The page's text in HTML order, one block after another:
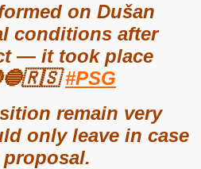
on Dušan
conditions after
— it took place
#PSG
remain very
only leave in case